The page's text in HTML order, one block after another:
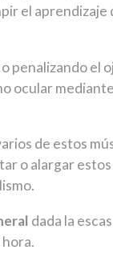
el aprendizaje
penalizando el
ocular
de estos
o alargar estos
dada la